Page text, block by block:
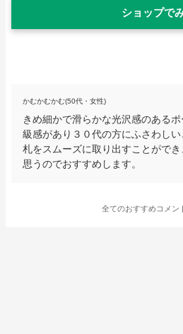
ショップで
かむかむかむ(50代・女性)
きめ細かで滑らかな光沢感のある
級感があり３０代の方にふさわし
札をスムーズに取り出すことがで
思うのでおすすめします。
全てのおすすめコメン